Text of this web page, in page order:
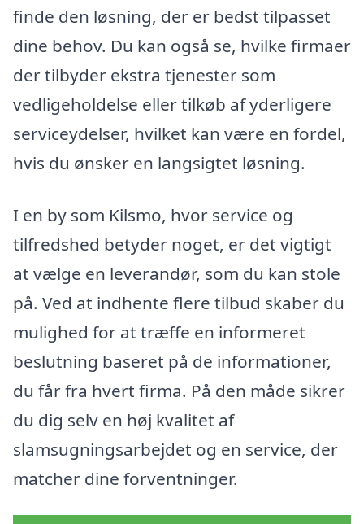
finde den løsning, der er bedst tilpasset
dine behov. Du kan også se, hvilke firmaer
der tilbyder ekstra tjenester som
vedligeholdelse eller tilkøb af yderligere
serviceydelser, hvilket kan være en fordel,
hvis du ønsker en langsigtet løsning.
I en by som Kilsmo, hvor service og
tilfredshed betyder noget, er det vigtigt
at vælge en leverandør, som du kan stole
på. Ved at indhente flere tilbud skaber du
mulighed for at træffe en informeret
beslutning baseret på de informationer,
du får fra hvert firma. På den måde sikrer
du dig selv en høj kvalitet af
slamsugningsarbejdet og en service, der
matcher dine forventninger.